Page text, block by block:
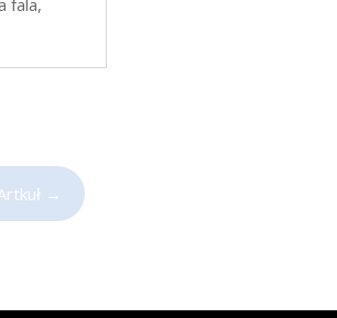
fala,
→